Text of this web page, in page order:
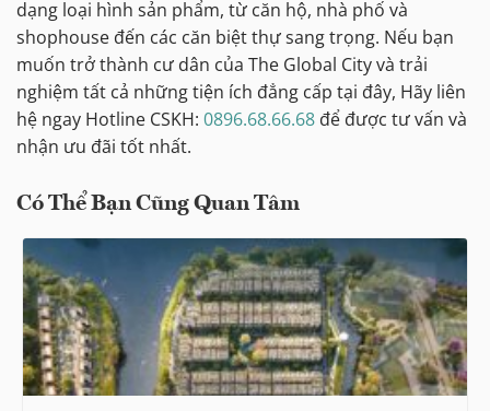
dạng loại hình sản phẩm, từ căn hộ, nhà phố và
shophouse đến các căn biệt thự sang trọng. Nếu bạn
muốn trở thành cư dân của The Global City và trải
nghiệm tất cả những tiện ích đẳng cấp tại đây, Hãy liên
hệ ngay Hotline CSKH: 0896.68.66.68 để được tư vấn và
nhận ưu đãi tốt nhất.
Có Thể Bạn Cũng Quan Tâm